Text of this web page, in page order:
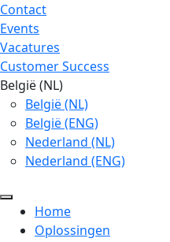
Contact
Events
Vacatures
Customer Success
België (NL)
België (NL)
België (ENG)
Nederland (NL)
Nederland (ENG)
Home
Oplossingen